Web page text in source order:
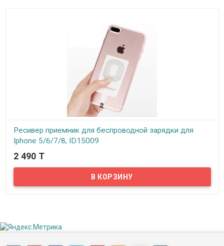
Ресивер приемник для беспроводной зарядки для
Iphone 5/6/7/8, ID15009
В наличии
Владельцам смартфонов от Apple, данное приобретение
позволит заряжать телефон по беспроводному методу. Этот
ресивер приемник, работающий по протоколу QI, позволит
2 490 T